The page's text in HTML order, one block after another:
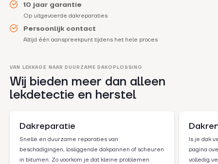
10 jaar garantie
Op uitgevoerde dakreparaties
Persoonlijk contact
Altijd één aanspreekpunt tijdens het hele proces
VAN LEKKAGE NAAR DUURZAME DAKOPLOSSING
Wij bieden meer dan alleen
lekdetectie en herstel
Dakreparatie
Snelle en duurzame reparaties van
beschadigingen, losliggende dakpannen of scheuren
in bitumen. Zo voorkom je dat kleine problemen
Is je dak
pagina
volledig